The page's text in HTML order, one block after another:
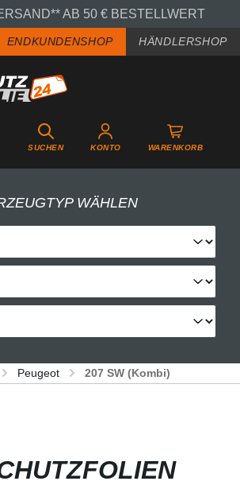
AB 50 € BESTELLWERT
ENDKUNDENSHOP HÄNDLERSHOP
SUCHEN KONTO WARENKORB
WÄHLEN
Peugeot 207 SW (Kombi)